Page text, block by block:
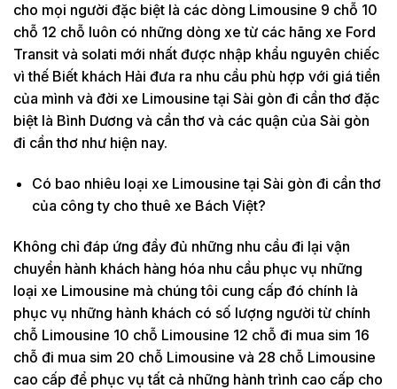
cho mọi người đặc biệt là các dòng Limousine 9 chỗ 10
chỗ 12 chỗ luôn có những dòng xe từ các hãng xe Ford
Transit và solati mới nhất được nhập khẩu nguyên chiếc
vì thế Biết khách Hải đưa ra nhu cầu phù hợp với giá tiền
của mình và đời xe Limousine tại Sài gòn đi cần thơ đặc
biệt là Bình Dương và cần thơ và các quận của Sài gòn
đi cần thơ như hiện nay.
Có bao nhiêu loại xe Limousine tại Sài gòn đi cần thơ
của công ty cho thuê xe Bách Việt?
Không chỉ đáp ứng đầy đủ những nhu cầu đi lại vận
chuyển hành khách hàng hóa nhu cầu phục vụ những
loại xe Limousine mà chúng tôi cung cấp đó chính là
phục vụ những hành khách có số lượng người từ chính
chỗ Limousine 10 chỗ Limousine 12 chỗ đi mua sim 16
chỗ đi mua sim 20 chỗ Limousine và 28 chỗ Limousine
cao cấp để phục vụ tất cả những hành trình cao cấp cho